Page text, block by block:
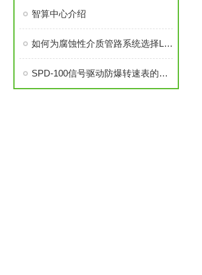
智算中心介绍
如何为腐蚀性介质管路系统选择L7000 316不锈钢部件？
SPD-100信号驱动防爆转速表的安装与调试步骤详解